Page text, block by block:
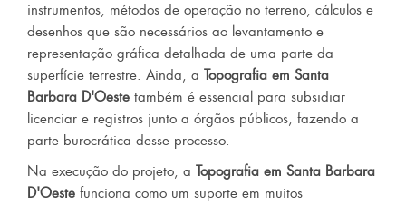
instrumentos, métodos de operação no terreno, cálculos e
desenhos que são necessários ao levantamento e
representação gráfica detalhada de uma parte da
superfície terrestre. Ainda, a Topografia em Santa
Barbara D'Oeste também é essencial para subsidiar
licenciar e registros junto a órgãos públicos, fazendo a
parte burocrática desse processo.
Na execução do projeto, a Topografia em Santa Barbara
D'Oeste funciona como um suporte em muitos